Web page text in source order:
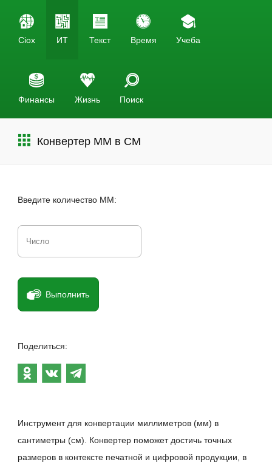
Ciox ИТ Текст Время Учеба
Финансы Жизнь Поиск
Конвертер MM в CM
Введите количество ММ:
Выполнить
Поделиться:
Инструмент для конвертации миллиметров (мм) в
сантиметры (см). Конвертер поможет достичь точных
размеров в контексте печатной и цифровой продукции, в